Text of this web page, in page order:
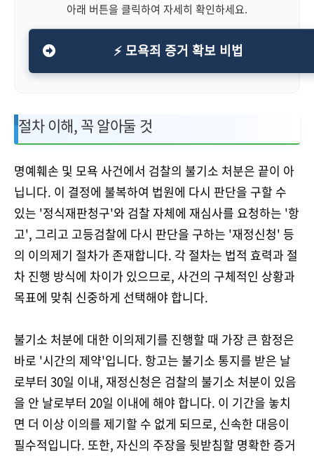
아래 버튼을 클릭하여 자세히 확인하세요.
⚡ 모욕죄 증거 확보 비법
절차 이해, 꼭 알아둘 것
명예훼손 및 모욕 사건에서 검찰의 불기소 처분은 끝이 아
닙니다. 이 결정에 불복하여 법원에 다시 판단을 구할 수
있는 '정식재판청구'와 검찰 자체에 재심사를 요청하는 '항
고', 그리고 고등검찰에 다시 판단을 구하는 '재정신청' 등
의 이의제기 절차가 존재합니다. 각 절차는 법적 효력과 절
차 진행 방식에 차이가 있으므로, 사건의 구체적인 상황과
목표에 맞춰 신중하게 선택해야 합니다.
불기소 처분에 대한 이의제기를 진행할 때 가장 큰 함정은
바로 '시간의 제약'입니다. 항고는 불기소 통지를 받은 날
로부터 30일 이내, 재정신청은 검찰의 불기소 처분이 있음
을 안 날로부터 20일 이내에 해야 합니다. 이 기간을 놓치
면 더 이상 이의를 제기할 수 없게 되므로, 신속한 대응이
필수적입니다. 또한, 자신의 주장을 뒷받침할 명확한 증거